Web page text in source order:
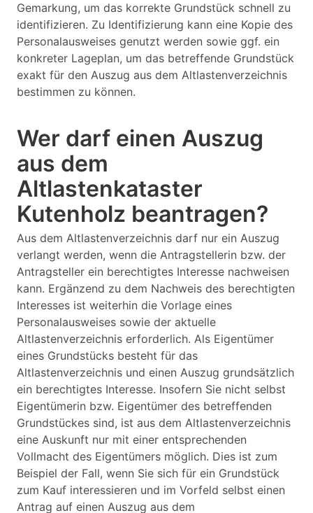
Gemarkung, um das korrekte Grundstück schnell zu
identifizieren. Zu Identifizierung kann eine Kopie des
Personalausweises genutzt werden sowie ggf. ein
konkreter Lageplan, um das betreffende Grundstück
exakt für den Auszug aus dem Altlastenverzeichnis
bestimmen zu können.
Wer darf einen Auszug
aus dem
Altlastenkataster
Kutenholz beantragen?
Aus dem Altlastenverzeichnis darf nur ein Auszug
verlangt werden, wenn die Antragstellerin bzw. der
Antragsteller ein berechtigtes Interesse nachweisen
kann. Ergänzend zu dem Nachweis des berechtigten
Interesses ist weiterhin die Vorlage eines
Personalausweises sowie der aktuelle
Altlastenverzeichnis erforderlich. Als Eigentümer
eines Grundstücks besteht für das
Altlastenverzeichnis und einen Auszug grundsätzlich
ein berechtigtes Interesse. Insofern Sie nicht selbst
Eigentümerin bzw. Eigentümer des betreffenden
Grundstückes sind, ist aus dem Altlastenverzeichnis
eine Auskunft nur mit einer entsprechenden
Vollmacht des Eigentümers möglich. Dies ist zum
Beispiel der Fall, wenn Sie sich für ein Grundstück
zum Kauf interessieren und im Vorfeld selbst einen
Antrag auf einen Auszug aus dem